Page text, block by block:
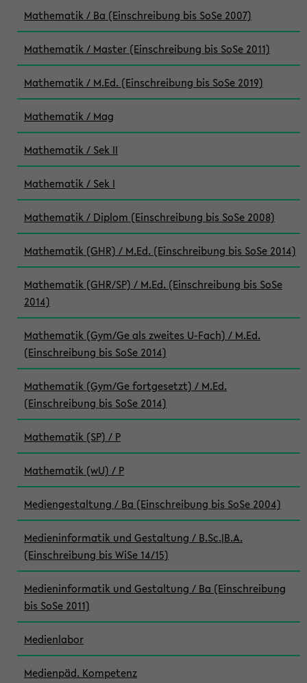
Mathematik / Ba (Einschreibung bis SoSe 2007)
Mathematik / Master (Einschreibung bis SoSe 2011)
Mathematik / M.Ed. (Einschreibung bis SoSe 2019)
Mathematik / Mag
Mathematik / Sek II
Mathematik / Sek I
Mathematik / Diplom (Einschreibung bis SoSe 2008)
Mathematik (GHR) / M.Ed. (Einschreibung bis SoSe 2014)
Mathematik (GHR/SP) / M.Ed. (Einschreibung bis SoSe
2014)
Mathematik (Gym/Ge als zweites U-Fach) / M.Ed.
(Einschreibung bis SoSe 2014)
Mathematik (Gym/Ge fortgesetzt) / M.Ed.
(Einschreibung bis SoSe 2014)
Mathematik (SP) / P
Mathematik (wU) / P
Mediengestaltung / Ba (Einschreibung bis SoSe 2004)
Medieninformatik und Gestaltung / B.Sc.|B.A.
(Einschreibung bis WiSe 14/15)
Medieninformatik und Gestaltung / Ba (Einschreibung
bis SoSe 2011)
Medienlabor
Medienpäd. Kompetenz